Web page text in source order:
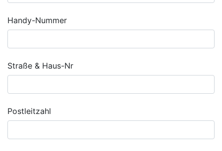
Handy-Nummer
Straße & Haus-Nr
Postleitzahl